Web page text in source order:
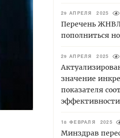
29 АПРЕЛЯ 2025
Перечень
пополниться
29 АПРЕЛЯ 2025
значение
показателя
эффективности
18 ФЕВРАЛЯ 2025
Минздрав